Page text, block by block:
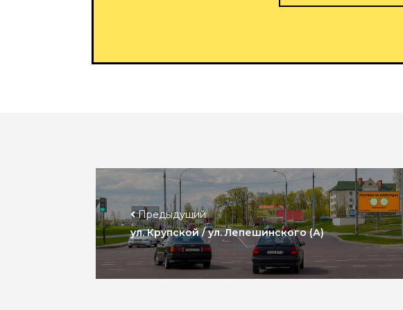
Предыдущий
ул. Крупской / ул. Лепешинского (А)